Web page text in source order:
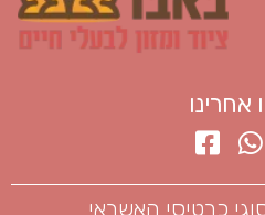
אחרינו
כרטיסי האשראי